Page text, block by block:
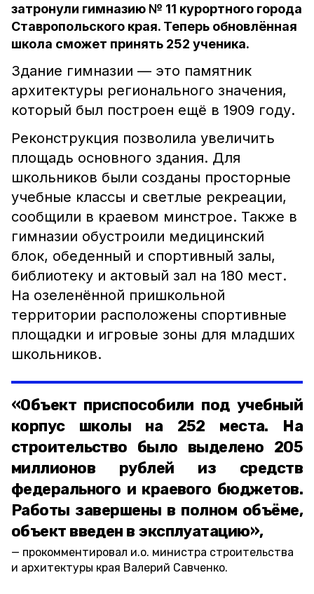
затронули гимназию № 11 курортного города
Ставропольского края. Теперь обновлённая
школа сможет принять 252 ученика.
Здание гимназии — это памятник
архитектуры регионального значения,
который был построен ещё в 1909 году.
Реконструкция позволила увеличить
площадь основного здания. Для
школьников были созданы просторные
учебные классы и светлые рекреации,
сообщили в краевом минстрое. Также в
гимназии обустроили медицинский
блок, обеденный и спортивный залы,
библиотеку и актовый зал на 180 мест.
На озеленённой пришкольной
территории расположены спортивные
площадки и игровые зоны для младших
школьников.
«Объект приспособили под учебный
корпус школы на 252 места. На
строительство было выделено 205
миллионов рублей из средств
федерального и краевого бюджетов.
Работы завершены в полном объёме,
объект введен в эксплуатацию»,
прокомментировал и.о. министра строительства
и архитектуры края Валерий Савченко.